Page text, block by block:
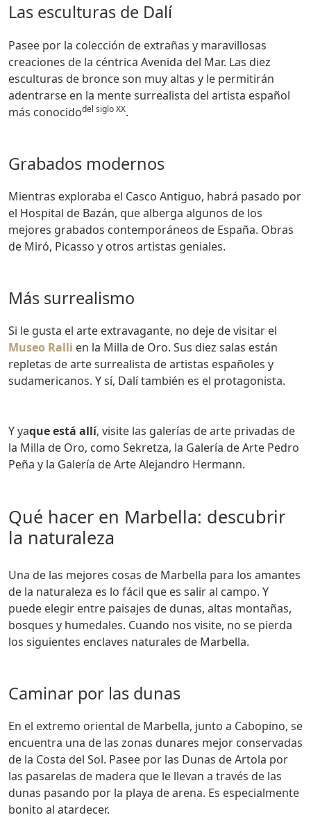
Las esculturas de Dalí
Pasee por la colección de extrañas y maravillosas
creaciones de la céntrica Avenida del Mar. Las diez
esculturas de bronce son muy altas y le permitirán
adentrarse en la mente surrealista del artista español
más conocidodel siglo XX.
Grabados modernos
Mientras exploraba el Casco Antiguo, habrá pasado por
el Hospital de Bazán, que alberga algunos de los
mejores grabados contemporáneos de España. Obras
de Miró, Picasso y otros artistas geniales.
Más surrealismo
Si le gusta el arte extravagante, no deje de visitar el
Museo Ralli en la Milla de Oro. Sus diez salas están
repletas de arte surrealista de artistas españoles y
sudamericanos. Y sí, Dalí también es el protagonista.
Y yaque está allí, visite las galerías de arte privadas de
la Milla de Oro, como Sekretza, la Galería de Arte Pedro
Peña y la Galería de Arte Alejandro Hermann.
Qué hacer en Marbella: descubrir
la naturaleza
Una de las mejores cosas de Marbella para los amantes
de la naturaleza es lo fácil que es salir al campo. Y
puede elegir entre paisajes de dunas, altas montañas,
bosques y humedales. Cuando nos visite, no se pierda
los siguientes enclaves naturales de Marbella.
Caminar por las dunas
En el extremo oriental de Marbella, junto a Cabopino, se
encuentra una de las zonas dunares mejor conservadas
de la Costa del Sol. Pasee por las Dunas de Artola por
las pasarelas de madera que le llevan a través de las
dunas pasando por la playa de arena. Es especialmente
bonito al atardecer.